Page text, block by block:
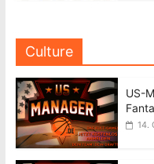
Culture
US-
14.